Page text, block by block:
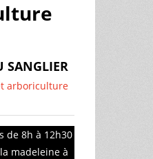
SANGLIER
arboriculture
de 8h à 12h30
madeleine à